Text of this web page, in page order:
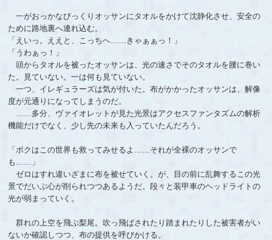
一がおっかなびっくりオッサンにタオルをかけて沈静化させ、安全の
ために路地裏へ連れ込む。
「えいっ。ええと、こっちへ……きゃぁぁっ！」
「うわぁっ！」
頭からタオルを被ったオッサンは、光の速さでそのタオルを腰に巻い
た。見ていない。一は何も見ていない。
一つ、イレギュラーズは気が付いた。布がかかったオッサンは、解像
度が元通りになってしまうのだ。
……多分、ヴァイオレットが見た光景はアクセスファンタズムの解析
機能だけでなく、少し先の未来も入っていたんだろう。
「ボクはこの世界も救ってみせるよ……それが全裸のオッサンで
も……」
ゼロはすれ違いざまに布を被せていく。が、目の前に乱舞するこの光
景でだいぶ心が削られつつあるようだ。段々と装甲車のヘッドライトの
光が弱まっていく。
群れの上空を飛ぶ梨尾。吹っ飛ばされたり踏まれたりした被害者がい
ないか確認しつつ、布の提供を呼びかける。